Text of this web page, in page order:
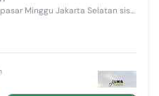
Minggu Jakarta Selatan sisa